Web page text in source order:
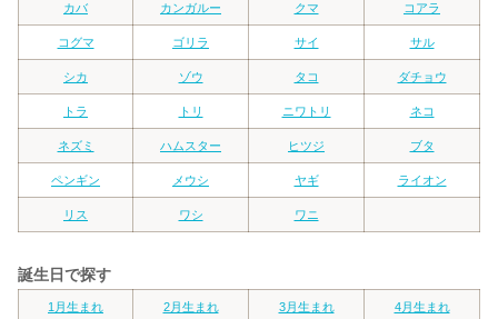
カバ カンガルー クマ コアラ
コグマ ゴリラ サイ サル
シカ ゾウ タコ ダチョウ
トラ トリ ニワトリ ネコ
ネズミ ハムスター ヒツジ ブタ
ペンギン メウシ ヤギ ライオン
リス ワシ ワニ
誕生日で探す
1月生まれ 2月生まれ 3月生まれ 4月生まれ